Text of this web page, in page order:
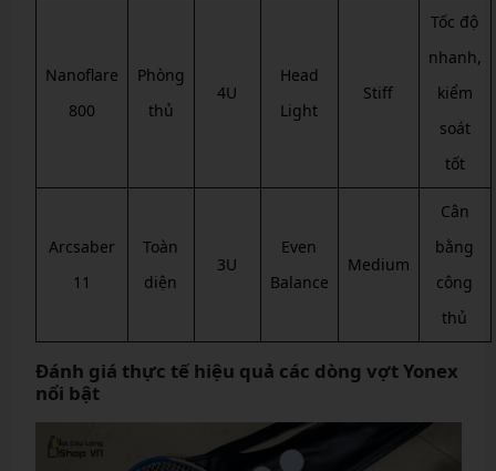
Nanoflare
800
Phòng
thủ
4U
Head
Light
Stiff
Tốc độ
nhanh,
kiểm
soát
tốt
Arcsaber
11
Toàn
diện
3U
Even
Balance
Medium
Cân
bằng
công
thủ
Đánh giá thực tế hiệu quả các dòng vợt Yonex
nổi bật